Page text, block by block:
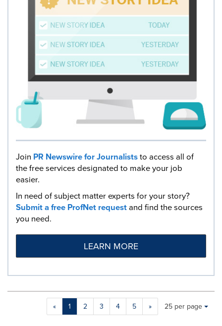
Join PR Newswire for Journaliststo access all of
the free services designated to make your job
easier.
In need of subject matter experts for your story?
Submit a free ProfNet requestand find the sources
you need.
LEARN MORE
« 1 2 3 4 5 »
Making
Items per page:
25 per page